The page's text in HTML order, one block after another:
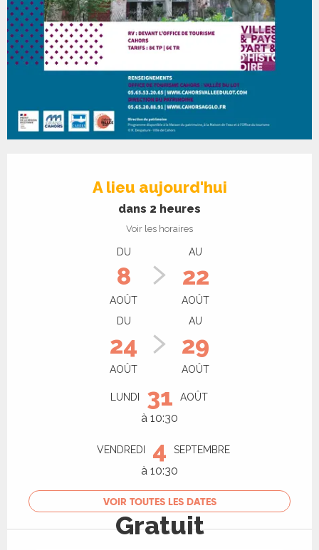
A lieu aujourd'hui
dans 2 heures
Voir les horaires
DU
8
AOÛT
AU
22
AOÛT
DU
24
AOÛT
AU
29
AOÛT
LUNDI 31 AOÛT
à 10:30
VENDREDI 4 SEPTEMBRE
à 10:30
VOIR TOUTES LES DATES
Gratuit